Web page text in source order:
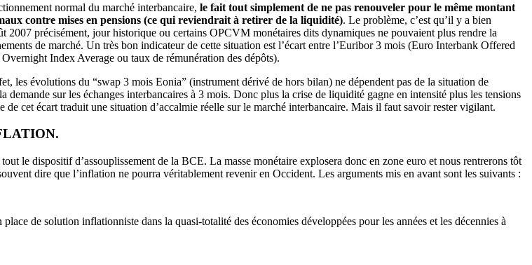
normal du marché interbancaire, le fait tout simplement de ne pas renouveler pour le même montant
contre mises en pensions (ce qui reviendrait à retirer de la liquidité). Le problème, c’est qu’il y a bien
précisément, jour historique ou certains OPCVM monétaires dits dynamiques ne pouvaient plus rendre la
de marché. Un très bon indicateur de cette situation est l’écart entre l’Euribor 3 mois (Euro Interbank Offered
Index Average ou taux de rémunération des dépôts).
les évolutions du “swap 3 mois Eonia” (instrument dérivé de hors bilan) ne dépendent pas de la situation de
sur les échanges interbancaires à 3 mois. Donc plus la crise de liquidité gagne en intensité plus les tensions
cet écart traduit une situation d’accalmie réelle sur le marché interbancaire. Mais il faut savoir rester vigilant.
le dispositif d’assouplissement de la BCE. La masse monétaire explosera donc en zone euro et nous rentrerons tôt
dire que l’inflation ne pourra véritablement revenir en Occident. Les arguments mis en avant sont les suivants :
de solution inflationniste dans la quasi-totalité des économies développées pour les années et les décennies à